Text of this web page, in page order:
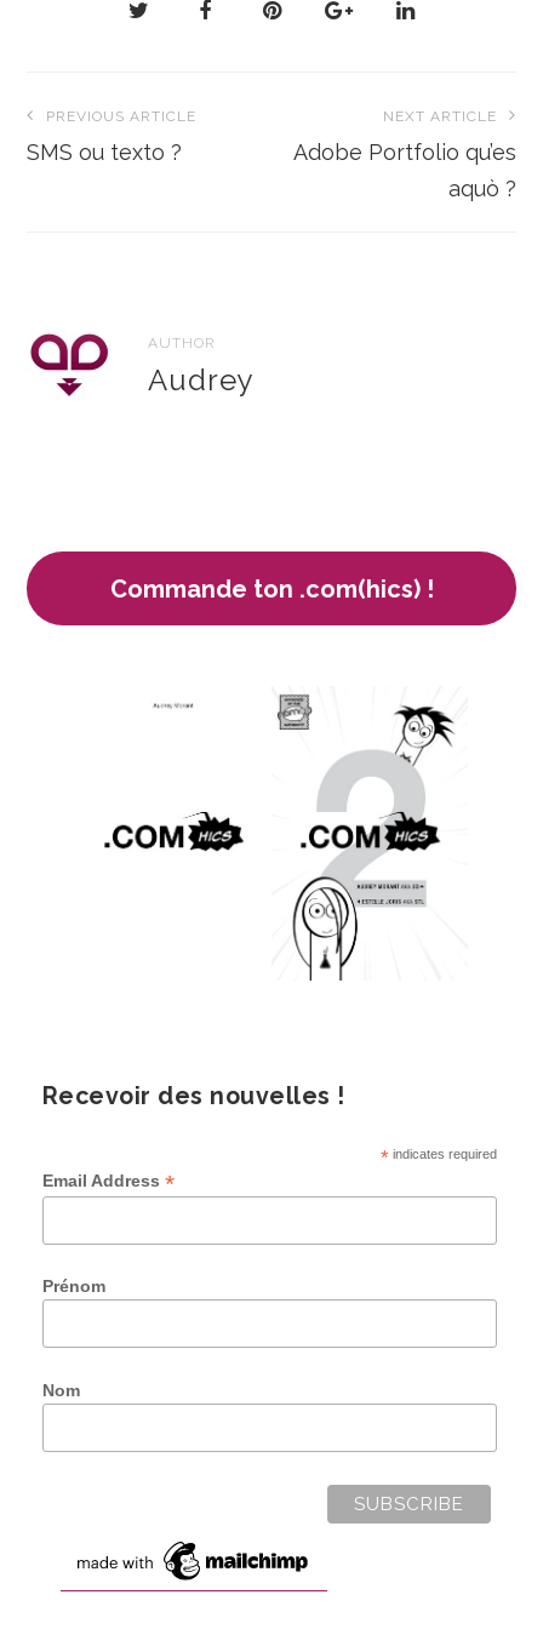
de
PREVIOUS ARTICLE
SMS ou texto ?
NEXT ARTICLE
Adobe Portfolio qu’es
aquò ?
AUTHOR
Audrey
Commande ton .com(hics) !
Recevoir des nouvelles !
*indicates required
Email Address *
Prénom
Nom